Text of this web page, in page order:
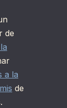
de
a la
de